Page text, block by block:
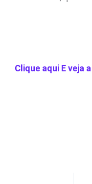
Clique aqui E veja